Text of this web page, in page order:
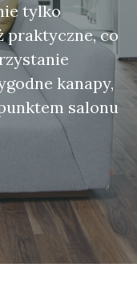
tylko
praktyczne, co
kanapy,
salonu